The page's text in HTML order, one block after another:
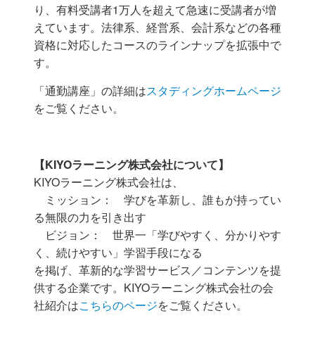
り、有料受講者1万人を超えて急速に受講者が増
えています。法律系、経営系、会計系などの各種
資格に対応したコースのラインナップを拡張中で
す。
「通勤講座」の詳細はスタディングホームページ
をご覧ください。
【KIYOラーニング株式会社について】
KIYOラーニング株式会社は、
ミッション： 学びを革新し、誰もが持ってい
る無限の力を引き出す
ビジョン： 世界一「学びやすく、分かりやす
く、続けやすい」学習手段になる
を掲げ、革新的な学習サービス／コンテンツを提
供する企業です。KIYOラーニング株式会社の会
社紹介はこちらのページをご覧ください。